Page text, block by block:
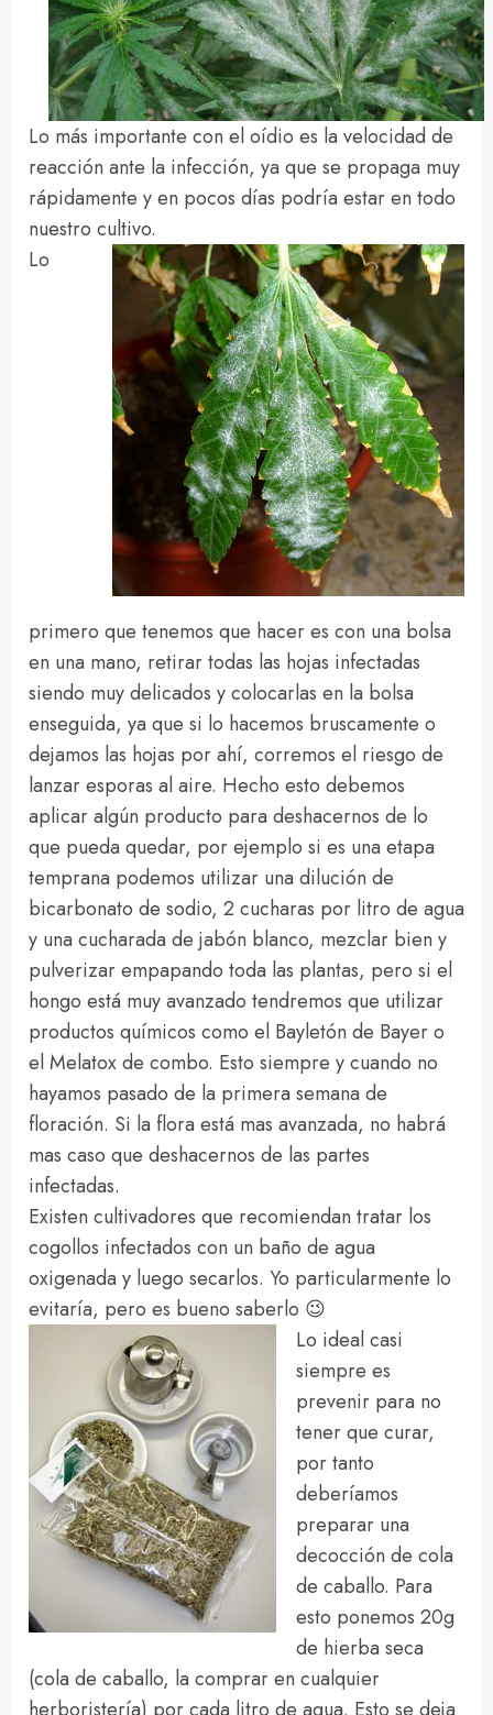
Lo más importante con el oídio es la velocidad de
reacción ante la infección, ya que se propaga muy
rápidamente y en pocos días podría estar en todo
nuestro cultivo.
Lo
primero que tenemos que hacer es con una bolsa
en una mano, retirar todas las hojas infectadas
siendo muy delicados y colocarlas en la bolsa
enseguida, ya que si lo hacemos bruscamente o
dejamos las hojas por ahí, corremos el riesgo de
lanzar esporas al aire. Hecho esto debemos
aplicar algún producto para deshacernos de lo
que pueda quedar, por ejemplo si es una etapa
temprana podemos utilizar una dilución de
bicarbonato de sodio, 2 cucharas por litro de agua
y una cucharada de jabón blanco, mezclar bien y
pulverizar empapando toda las plantas, pero si el
hongo está muy avanzado tendremos que utilizar
productos químicos como el Bayletón de Bayer o
el Melatox de combo. Esto siempre y cuando no
hayamos pasado de la primera semana de
floración. Si la flora está mas avanzada, no habrá
mas caso que deshacernos de las partes
infectadas.
Existen cultivadores que recomiendan tratar los
cogollos infectados con un baño de agua
oxigenada y luego secarlos. Yo particularmente lo
evitaría, pero es bueno saberlo 😉
Lo ideal casi
siempre es
prevenir para no
tener que curar,
por tanto
deberíamos
preparar una
decocción de cola
de caballo. Para
esto ponemos 20g
de hierba seca
(cola de caballo, la comprar en cualquier